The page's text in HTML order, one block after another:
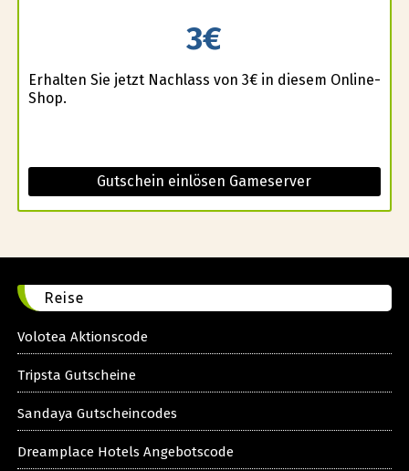
3€
Erhalten Sie jetzt Nachlass von 3€ in diesem Online-
Shop.
Gutschein einlösen Gameserver
Reise
Volotea Aktionscode
Tripsta Gutscheine
Sandaya Gutscheincodes
Dreamplace Hotels Angebotscode